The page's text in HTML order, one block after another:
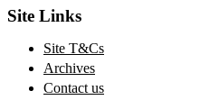
Site Links
Site T&Cs
Archives
Contact us